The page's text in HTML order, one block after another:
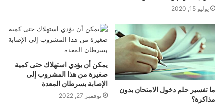
يوليو 15, 2020
ما تفسير حلم دخول الامتحان بدون
مذاكرة؟
يمكن أن يؤدي استهلاك حتى كمية
صغيرة من هذا المشروب إلى
الإصابة بسرطان المعدة
نوفمبر 27, 2022